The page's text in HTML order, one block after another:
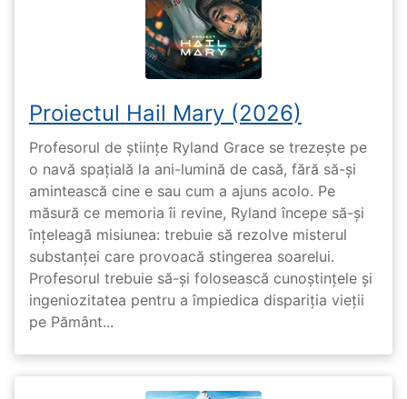
Proiectul Hail Mary (2026)
Profesorul de științe Ryland Grace se trezește pe
o navă spațială la ani-lumină de casă, fără să-și
amintească cine e sau cum a ajuns acolo. Pe
măsură ce memoria îi revine, Ryland începe să-și
înțeleagă misiunea: trebuie să rezolve misterul
substanței care provoacă stingerea soarelui.
Profesorul trebuie să-și folosească cunoștințele și
ingeniozitatea pentru a împiedica dispariția vieții
pe Pământ...